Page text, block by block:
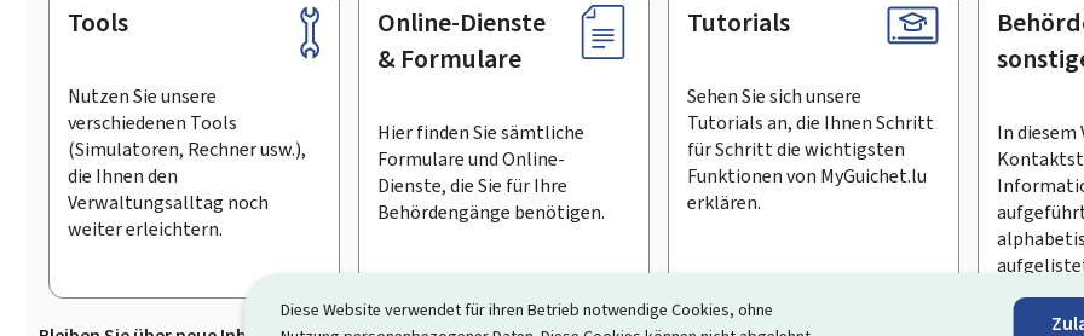
Diese Website verwendet für ihren Betrieb notwendige Cookies, ohne
Footer
Tools
Nutzen Sie unsere
verschiedenen Tools
(Simulatoren, Rechner usw.),
die Ihnen den
Verwaltungsalltag noch
weiter erleichtern.
Online-Dienste
& Formulare
Hier finden Sie sämtliche
Formulare und Online-
Dienste, die Sie für Ihre
Behördengänge benötigen.
Tutorials
Sehen Sie sich unsere
Tutorials an, die Ihnen Schritt
für Schritt die wichtigsten
Funktionen von MyGuichet.lu
erklären.
In diesem